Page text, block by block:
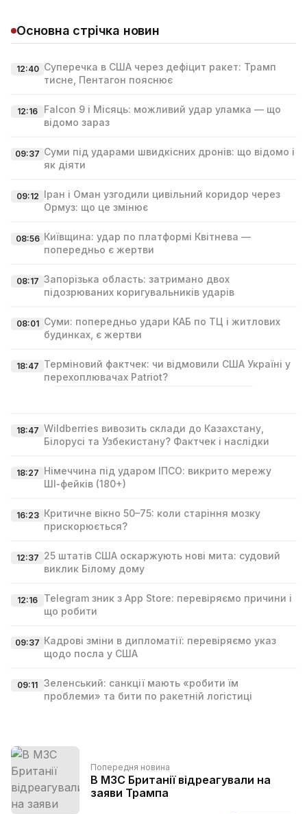
Основна стрічка новин
12:40 Суперечка в США через дефіцит ракет: Трамп
тисне, Пентагон пояснює
12:16
Falcon 9 і Місяць: можливий удар уламка — що
відомо зараз
09:37 Суми під ударами швидкісних дронів: що відомо і
як діяти
09:12 Іран і Оман узгодили цивільний коридор через
Ормуз: що це змінює
08:56 Київщина: удар по платформі Квітнева —
попередньо є жертви
08:17 Запорізька область: затримано двох
підозрюваних коригувальників ударів
08:01 Суми: попередньо удари КАБ по ТЦ і житлових
будинках, є жертви
18:47 Терміновий фактчек: чи відмовили США Україні у
перехоплювачах Patriot?
18:47 Wildberries вивозить склади до Казахстану,
Білорусі та Узбекистану? Фактчек і наслідки
18:27 Німеччина під ударом ІПСО: викрито мережу
ШІ‑фейків (180+)
16:23 Критичне вікно 50–75: коли старіння мозку
прискорюється?
12:37 25 штатів США оскаржують нові мита: судовий
виклик Білому дому
12:16
Telegram зник з App Store: перевіряємо причини і
що робити
09:37 Кадрові зміни в дипломатії: перевіряємо указ
щодо посла у США
09:11 Зеленський: санкції мають «робити їм
проблеми» та бити по ракетній логістиці
Попередня новина
В МЗС Британії відреагували на
заяви Трампа